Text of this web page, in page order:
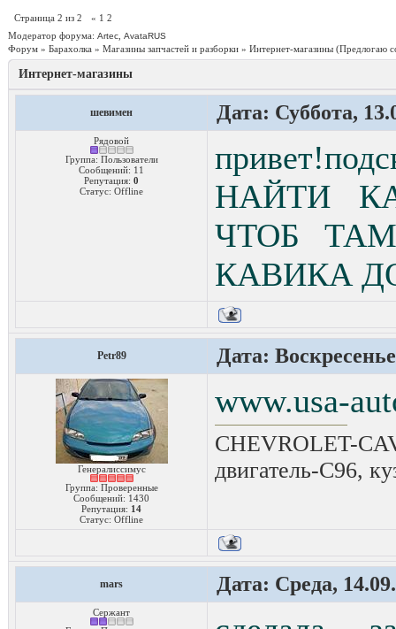
Страница 2 из 2 « 1 2
Модератор форума: Artec AvataRUS
Форум » Барахолка » Магазины запчастей и разборки » Интернет-магазины (Предлогаю
Интернет-магазины
шевимен Дата: Суббота,
Рядовой
Группа: Пользователи
Сообщений: 11
Репутация: 0
Статус: Offline
НАЙТИ
ЧТОБ
КАВИКА
Petr89 Дата:
Генералиссимус
Группа: Проверенные
Сообщений: 1430
Репутация: 14
Статус: Offline
www.usa-
CHEVROLET-
двигатель-C96,
mars Дата: Среда,
Сержант